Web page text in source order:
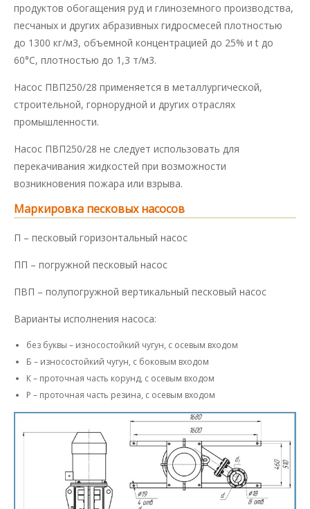
продуктов обогащения руд и глиноземного производства,
песчаных и других абразивных гидросмесей плотностью
до 1300 кг/м3, объемной концентрацией до 25% и t до
60°С, плотностью до 1,3 т/м3.
Насос ПВП250/28 применяется в металлургической,
строительной, горнорудной и других отраслях
промышленности.
Насос ПВП250/28 не следует использовать для
перекачивания жидкостей при возможности
возникновения пожара или взрыва.
Маркировка песковых насосов
П – песковый горизонтальный насос
ПП – погружной песковый насос
ПВП – полупогружной вертикальный песковый насос
Варианты исполнения насоса:
без буквы – износостойкий чугун, с осевым входом
Б – износостойкий чугун, с боковым входом
К – проточная часть корунд, с осевым входом
Р – проточная часть резина, с осевым входом